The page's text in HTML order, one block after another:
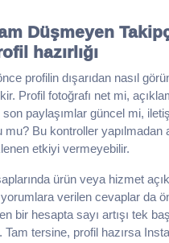
Düşmeyen
hazırlığı
profilin dışarıdan nasıl
Profil fotoğrafı net mi,
paylaşımlar güncel mi,
mu? Bu kontroller yapılmadan
etkiyi vermeyebilir.
ürün veya hizmet
verilen cevaplar da
bir hesapta sayı artışı tek
Tam tersine, profil hazırsa